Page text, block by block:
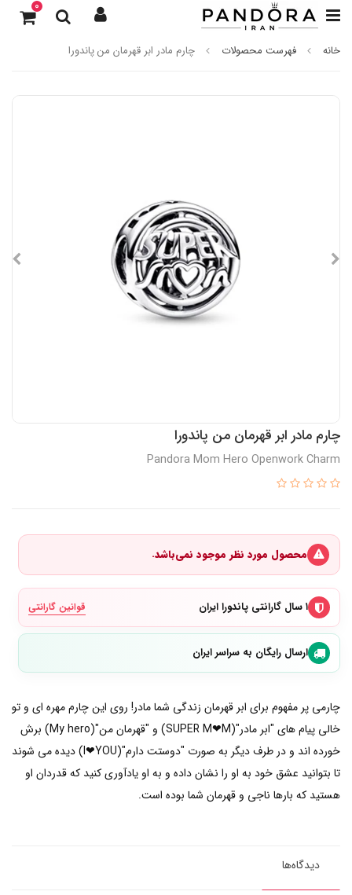
0
خانه فهرست محصولات چارم مادر ابر قهرمان من پاندورا
چارم مادر ابر قهرمان من پاندورا
Pandora Mom Hero Openwork Charm
محصول مورد نظر موجود نمی‌باشد.
۱ سال گارانتی پاندورا ایران قوانین گارانتی
ارسال رایگان به سراسر ایران
چارمی پر مفهوم برای ابر قهرمان زندگی شما مادر! روی این چارم مهره ای و تو
خالی پیام های "ابر مادر"(SUPER M❤M) و "قهرمان من"(My hero) برش
خورده اند و در طرف دیگر به صورت "دوستت دارم"(I❤YOU) دیده می شوند
تا بتوانید عشق خود به او را نشان داده و به او یادآوری کنید که قدردان او
هستید که بارها ناجی و قهرمان شما بوده است.
دیدگاه‌ها